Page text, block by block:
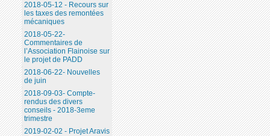
2018-05-12 - Recours sur
les taxes des remontées
mécaniques
2018-05-22-
Commentaires de
l’Association Flainoise sur
le projet de PADD
2018-06-22- Nouvelles
de juin
2018-09-03- Compte-
rendus des divers
conseils - 2018-3eme
trimestre
2019-02-02 - Projet Aravis